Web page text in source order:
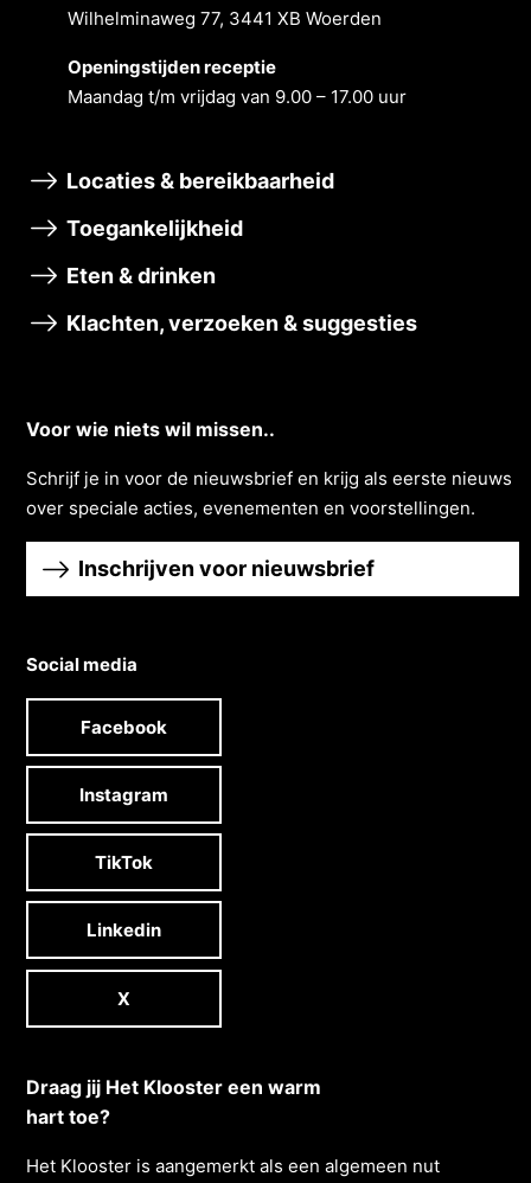
Wilhelminaweg 77, 3441 XB Woerden
Openingstĳden receptie
Maandag t/m vrĳdag van 9.00 – 17.00 uur
Locaties & bereikbaarheid
Toegankelijkheid
Eten & drinken
Klachten, verzoeken & suggesties
Voor wie niets wil missen..
Schrĳf je in voor de nieuwsbrief en krĳg als eerste nieuws
over speciale acties, evenementen en voorstellingen.
Inschrijven voor nieuwsbrief
Social media
Facebook
Instagram
TikTok
Linkedin
X
Draag jij Het Klooster een warm
hart toe?
Het Klooster is aangemerkt als een algemeen nut